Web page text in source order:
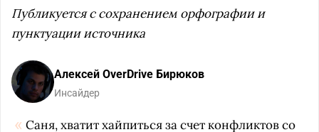
Публикуется с сохранением орфографии и
пунктуации источника
Алексей OverDrive Бирюков
Инсайдер
Саня, хватит хайпиться за счет конфликтов со